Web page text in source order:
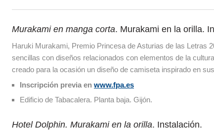
Murakami en manga corta. Murakami en la orilla.
Haruki Murakami, Premio Princesa de Asturias de las Letras
sencillas con diseños relacionados con elementos de la
creado para la ocasión un diseño de camiseta inspirado en
Inscripción previa en www.fpa.es
Edificio de Tabacalera. Planta baja. Gijón.
Hotel Dolphin. Murakami en la orilla. Instalación.